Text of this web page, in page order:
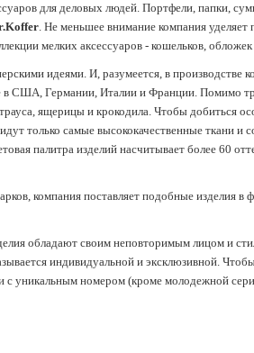
для деловых людей. Портфели, папки,
. Не меньшее внимание компания уделяет
мелких аксессуаров - кошельков,
идеями. И, разумеется, в производстве
в США, Германии, Италии и Франции. Помимо
ящерицы и крокодила. Чтобы добиться
только самые высококачественные ткани
палитра изделий насчитывает более 60
компания поставляет подобные изделия
обладают своим неповторимым лицом и
индивидуальной и эксклюзивной.
уникальным номером (кроме молодежной